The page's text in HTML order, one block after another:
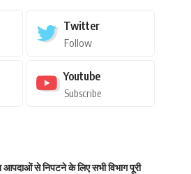
Twitter
Follow
Youtube
Subscribe
आपदाओं से निपटने के लिए सभी विभाग पूरी